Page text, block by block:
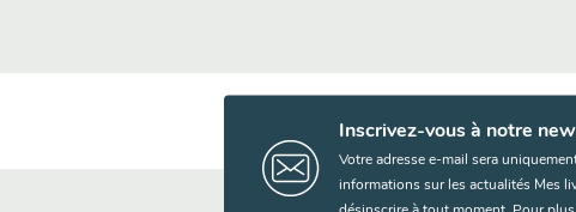
Inscrivez-vous à notre
Votre adresse e-mail sera
informations sur les actualités Mes